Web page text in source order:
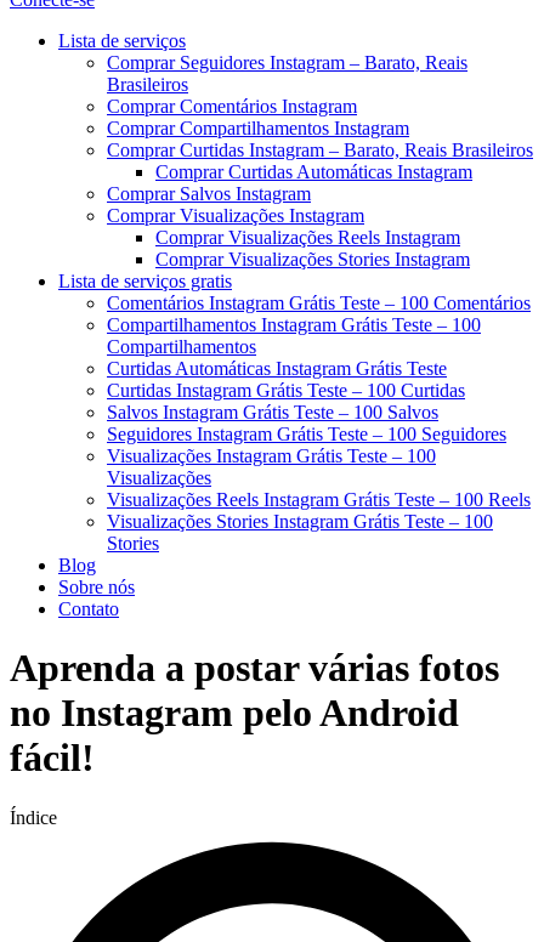
Menu
Lista de serviços
Comprar Seguidores Instagram – Barato, Reais
Brasileiros
Comprar Comentários Instagram
Comprar Compartilhamentos Instagram
Comprar Curtidas Instagram – Barato, Reais Brasileiros
Comprar Curtidas Automáticas Instagram
Comprar Salvos Instagram
Comprar Visualizações Instagram
Comprar Visualizações Reels Instagram
Comprar Visualizações Stories Instagram
Lista de serviços gratis
Comentários Instagram Grátis Teste – 100 Comentários
Compartilhamentos Instagram Grátis Teste – 100
Compartilhamentos
Curtidas Automáticas Instagram Grátis Teste
Curtidas Instagram Grátis Teste – 100 Curtidas
Salvos Instagram Grátis Teste – 100 Salvos
Seguidores Instagram Grátis Teste – 100 Seguidores
Visualizações Instagram Grátis Teste – 100
Visualizações
Visualizações Reels Instagram Grátis Teste – 100 Reels
Visualizações Stories Instagram Grátis Teste – 100
Stories
Blog
Sobre nós
Contato
Aprenda a postar várias fotos
no Instagram pelo Android
fácil!
Índice